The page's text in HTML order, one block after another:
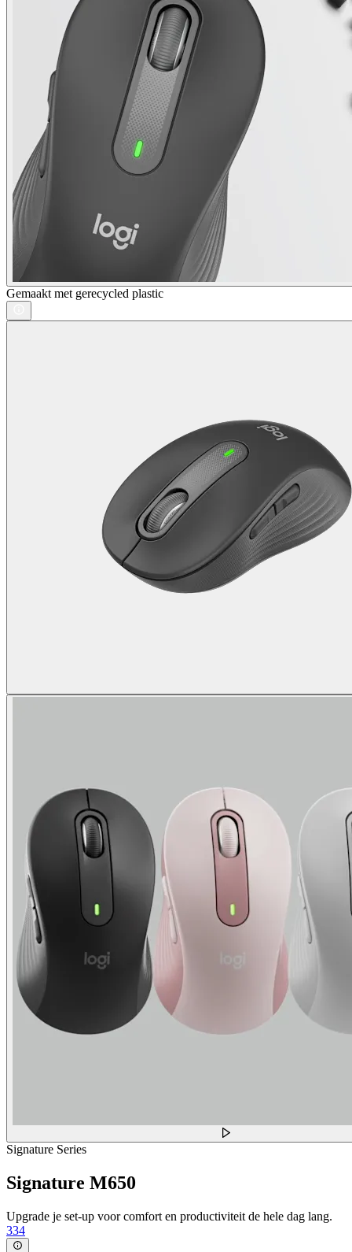
Gemaakt met gerecycled plastic
Signature Series
Signature M650
Upgrade je set-up voor comfort en productiviteit de hele dag lang.
334